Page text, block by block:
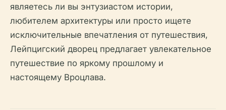
являетесь ли вы энтузиастом истории,
любителем архитектуры или просто ищете
исключительные впечатления от путешествия,
Лейпцигский дворец предлагает увлекательное
путешествие по яркому прошлому и
настоящему Вроцлава.